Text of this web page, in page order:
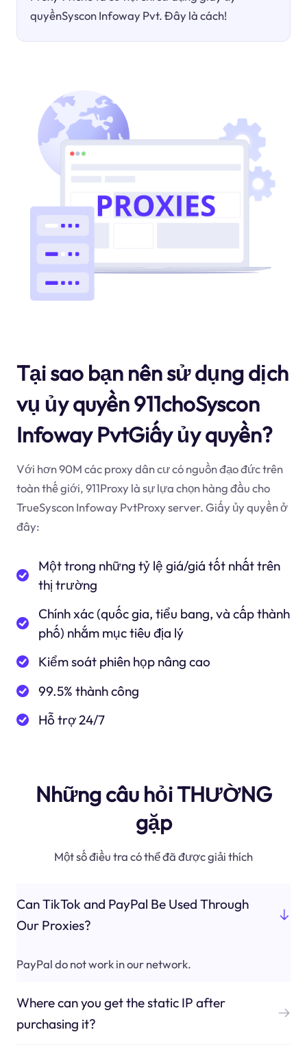
quyềnSyscon Infoway Pvt. Đây là cách!
Tại sao bạn nên sử dụng dịch
vụ ủy quyền 911choSyscon
Infoway PvtGiấy ủy quyền?
Với hơn 90M các proxy dân cư có nguồn đạo đức trên
toàn thế giới, 911Proxy là sự lựa chọn hàng đầu cho
TrueSyscon Infoway PvtProxy server. Giấy ủy quyền ở
đây:
Một trong những tỷ lệ giá/giá tốt nhất trên
thị trường
Chính xác (quốc gia, tiểu bang, và cấp thành
phố) nhắm mục tiêu địa lý
Kiểm soát phiên họp nâng cao
99.5% thành công
Hỗ trợ 24/7
Những câu hỏi THƯỜNG
gặp
Một số điều tra có thể đã được giải thích
Can TikTok and PayPal Be Used Through
Our Proxies?
PayPal do not work in our network.
Where can you get the static IP after
purchasing it?